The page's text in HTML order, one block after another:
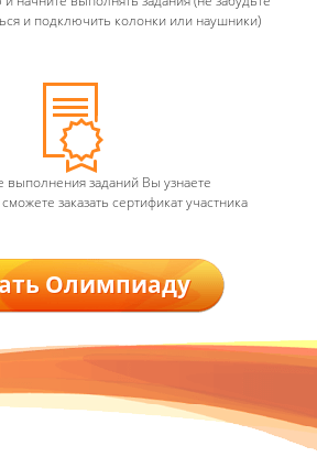
и подключить колонки или наушники)
выполнения заданий Вы узнаете
заказать сертификат участника
Олимпиаду